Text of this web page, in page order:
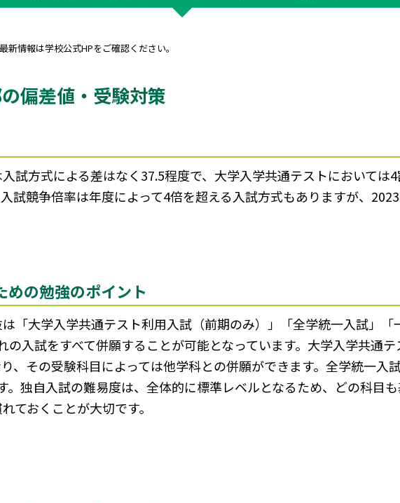
情報は学校公式HPをご確認ください。
偏差値・受験対策
試方式による差はなく37.5程度で、大学入学共通テストにおいては
試競争倍率は年度によって4倍を超える入試方式もありますが、
めの勉強のポイント
「大学入学共通テスト利用入試（前期のみ）」「全学統一入試」「
の入試をすべて併願することが可能となっています。大学入学共通テ
、その受験科目によっては他学科との併願ができます。全学統一入
。独自入試の難易度は、全体的に標準レベルとなるため、どの科目
ておくことが大切です。